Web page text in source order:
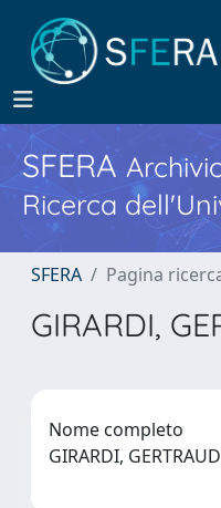
SFERA
Ricerca
SFERA Pagina
GIRARDI,
Nome completo
GIRARDI, GERTRAUD